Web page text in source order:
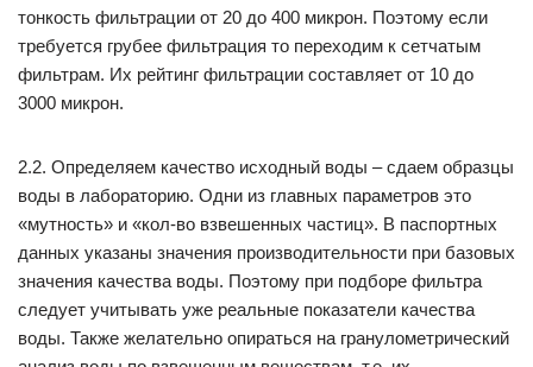
тонкость фильтрации от 20 до 400 микрон. Поэтому если
требуется грубее фильтрация то переходим к сетчатым
фильтрам. Их рейтинг фильтрации составляет от 10 до
3000 микрон.
2.2. Определяем качество исходный воды – сдаем образцы
воды в лабораторию. Одни из главных параметров это
«мутность» и «кол-во взвешенных частиц». В паспортных
данных указаны значения производительности при базовых
значения качества воды. Поэтому при подборе фильтра
следует учитывать уже реальные показатели качества
воды. Также желательно опираться на гранулометрический